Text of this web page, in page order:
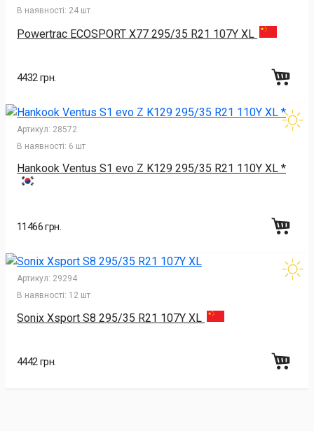
В наявності: 24 шт
Powertrac ECOSPORT X77 295/35 R21 107Y XL
4432 грн.
Артикул: 28572
В наявності: 6 шт
Hankook Ventus S1 evo Z K129 295/35 R21 110Y XL *
11466 грн.
Артикул: 29294
В наявності: 12 шт
Sonix Xsport S8 295/35 R21 107Y XL
4442 грн.